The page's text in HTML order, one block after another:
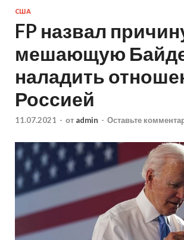
США
FP назвал
мешающую
наладить
Россией
11.07.2021 - от admin - Оставьте